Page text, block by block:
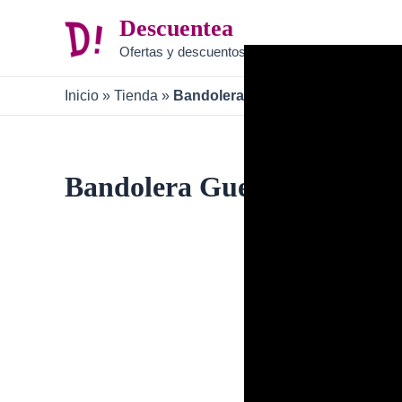
Descuentea
Ofertas y descuentos
Inicio » Tienda » Bandolera Guess B0C6XCK6PN
Bandolera Guess